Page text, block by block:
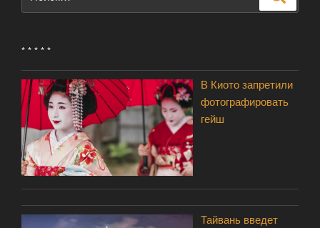
* * * * *
В Киото запретили
фотографировать
гейш
Тайвань введет